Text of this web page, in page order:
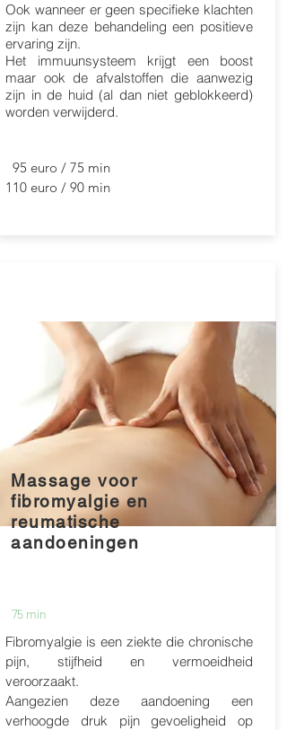
Ook wanneer er geen specifieke klachten
zijn kan deze behandeling een positieve
ervaring zijn.
Het immuunsysteem krijgt een boost
maar ook de afvalstoffen die aanwezig
zijn in de huid (al dan niet geblokkeerd)
worden verwijderd.
95 euro / 75 min
110 euro / 90 min
Massage voor
fibromyalgie en
reumatische
aandoeningen
75 min
Fibromyalgie is een ziekte die chronische
pijn, stijfheid en vermoeidheid
veroorzaakt.
Aangezien deze aandoening een
verhoogde druk pijn gevoeligheid op